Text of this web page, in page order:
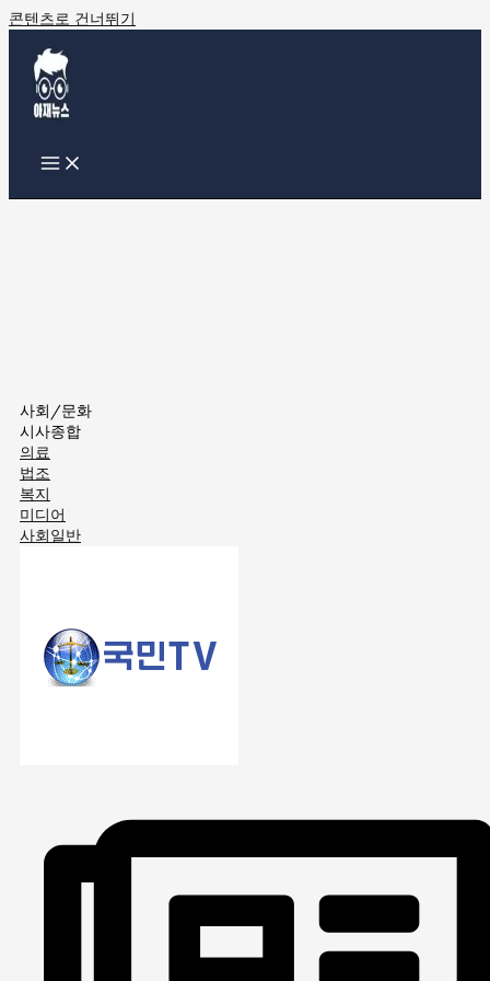
콘텐츠로 건너뛰기
사회/문화
시사종합
의료
법조
복지
미디어
사회일반